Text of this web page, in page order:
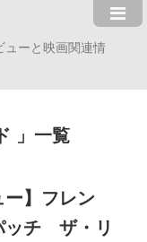
ューと映画関連情
一覧
ー】フレン
ッチ ザ・リ